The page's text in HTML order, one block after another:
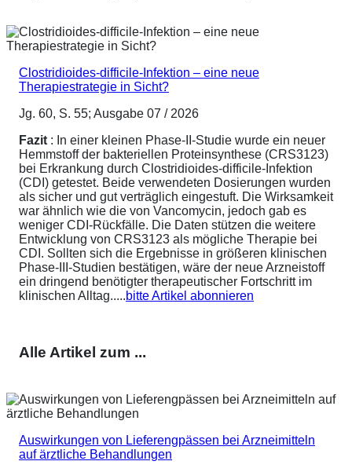
Clostridioides-difficile-Infektion – eine neue
Therapiestrategie in Sicht?
Jg. 60, S. 55; Ausgabe 07 / 2026
Fazit : In einer kleinen Phase-II-Studie wurde ein neuer
Hemmstoff der bakteriellen Proteinsynthese (CRS3123)
bei Erkrankung durch Clostridioides-difficile-Infektion
(CDI) getestet. Beide verwendeten Dosierungen wurden
als sicher und gut verträglich eingestuft. Die Wirksamkeit
war ähnlich wie die von Vancomycin, jedoch gab es
weniger CDI-Rückfälle. Die Daten stützen die weitere
Entwicklung von CRS3123 als mögliche Therapie bei
CDI. Sollten sich die Ergebnisse in größeren klinischen
Phase-III-Studien bestätigen, wäre der neue Arzneistoff
ein dringend benötigter therapeutischer Fortschritt im
klinischen Alltag.....bitte Artikel abonnieren
Alle Artikel zum ...
Auswirkungen von Lieferengpässen bei Arzneimitteln
auf ärztliche Behandlungen